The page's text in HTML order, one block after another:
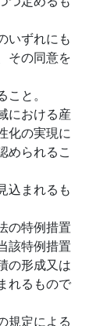
いずれにも
その同意を
と。
における産
化の実現に
められるこ
込まれるも
の特例措置
該特例措置
の形成又は
れるもので
規定による